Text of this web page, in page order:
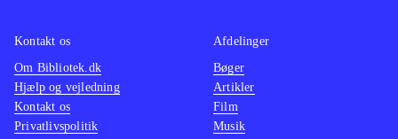
Kontakt os
Om Bibliotek.dk
Hjælp og vejledning
Kontakt os
Privatlivspolitik
Afdelinger
Bøger
Artikler
Film
Musik